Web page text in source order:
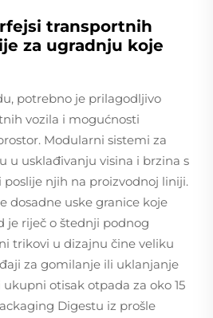
transportnih
za ugradnju koje
potrebno je prilagodljivo
vozila i mogućnosti
Modularni sistemi za
u usklađivanju visina i brzina s
njih na proizvodnoj liniji.
dosadne uske granice koje
je riječ o štednji podnog
trikovi u dizajnu čine veliku
za gomilanje ili uklanjanje
otisak otpada za oko 15
Digestu iz prošle